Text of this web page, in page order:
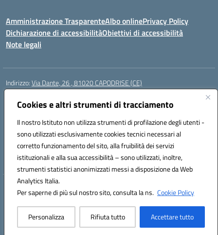
Cookies e altri strumenti di tracciamento
Il nostro Istituto non utilizza strumenti di profilazione degli utenti -
sono utilizzati esclusivamente cookies tecnici necessari al
corretto funzionamento del sito, alla fruibilità dei servizi
istituzionali e alla sua accessibilità – sono utilizzati, inoltre,
strumenti statistici anonimizzati messi a disposizione da Web
Analytics Italia.
Per saperne di più sul nostro sito, consulta la ns. Cookie Policy
Personalizza Rifiuta tutto Accettare tutto
Amministrazione TrasparenteAlbo onlinePrivacy Policy
Dichiarazione di accessibilitàObiettivi di accessibilità
Note legali
Indirizzo:Via Dante, 26 , 81020 CAPODRISE (CE)
Centralino:
Posta elettronica certificata (PEC):CEIC83000V@pec.istruzione.it
Codice fiscale: 80103200616
Codice meccanografico:CEIC83000V
Codice Indice delle Pubbliche Amministrazioni (IPA): istsc_ceic83000v
Codice unico di fatturazione (CUF): UFO76N
Hosting & Powered by 3D Solution S.r.l.
Concept & Design by Designers Italia